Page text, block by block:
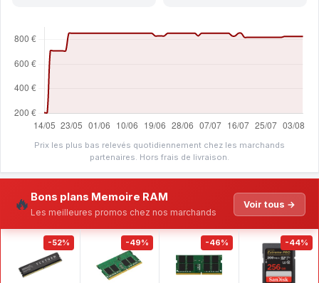
Prix les plus bas relevés quotidiennement chez les marchands
partenaires. Hors frais de livraison.
🔥 Bons plans Memoire RAM
Les meilleures promos chez nos marchands
Voir tous →
-52% -49% -46% -44%